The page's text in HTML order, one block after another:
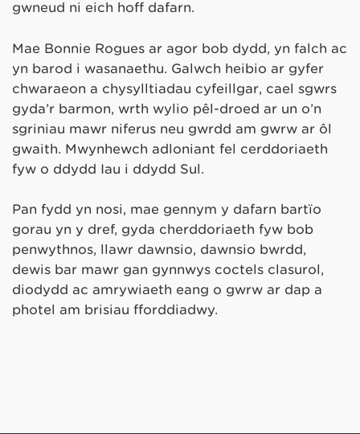
gwneud ni eich hoff dafarn.
Mae Bonnie Rogues ar agor bob dydd, yn falch ac
yn barod i wasanaethu. Galwch heibio ar gyfer
chwaraeon a chysylltiadau cyfeillgar, cael sgwrs
gyda’r barmon, wrth wylio pêl-droed ar un o’n
sgriniau mawr niferus neu gwrdd am gwrw ar ôl
gwaith. Mwynhewch adloniant fel cerddoriaeth
fyw o ddydd Iau i ddydd Sul.
Pan fydd yn nosi, mae gennym y dafarn bartïo
gorau yn y dref, gyda cherddoriaeth fyw bob
penwythnos, llawr dawnsio, dawnsio bwrdd,
dewis bar mawr gan gynnwys coctels clasurol,
diodydd ac amrywiaeth eang o gwrw ar dap a
photel am brisiau fforddiadwy.